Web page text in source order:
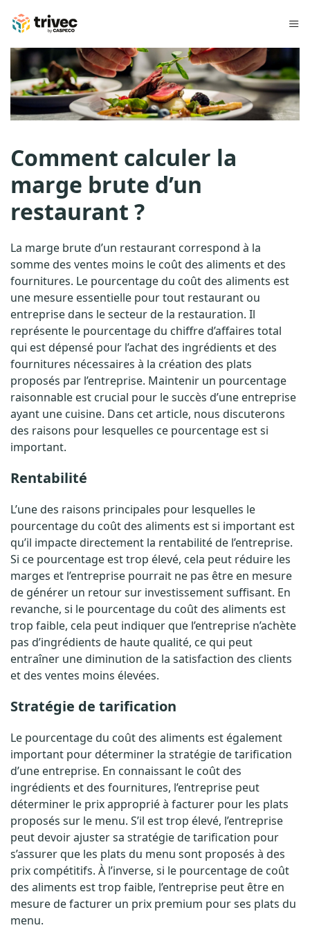
contenu
C
o
m
e
n
t
c
a
l
c
u
l
e
r
l
a
m
a
r
g
e
b
r
t
e
d
’
u
n
r
e
s
Comment calculer la
marge brute d’un
restaurant ?
La marge brute d’un restaurant correspond à la
somme des ventes moins le coût des aliments et des
fournitures. Le pourcentage du coût des aliments est
une mesure essentielle pour tout restaurant ou
entreprise dans le secteur de la restauration. Il
représente le pourcentage du chiffre d’affaires total
qui est dépensé pour l’achat des ingrédients et des
fournitures nécessaires à la création des plats
proposés par l’entreprise. Maintenir un pourcentage
raisonnable est crucial pour le succès d’une entreprise
ayant une cuisine. Dans cet article, nous discuterons
des raisons pour lesquelles ce pourcentage est si
important.
Rentabilité
L’une des raisons principales pour lesquelles le
pourcentage du coût des aliments est si important est
qu’il impacte directement la rentabilité de l’entreprise.
Si ce pourcentage est trop élevé, cela peut réduire les
marges et l’entreprise pourrait ne pas être en mesure
de générer un retour sur investissement suffisant. En
revanche, si le pourcentage du coût des aliments est
trop faible, cela peut indiquer que l’entreprise n’achète
pas d’ingrédients de haute qualité, ce qui peut
entraîner une diminution de la satisfaction des clients
et des ventes moins élevées.
Stratégie de tarification
Le pourcentage du coût des aliments est également
important pour déterminer la stratégie de tarification
d’une entreprise. En connaissant le coût des
ingrédients et des fournitures, l’entreprise peut
déterminer le prix approprié à facturer pour les plats
proposés sur le menu. S’il est trop élevé, l’entreprise
peut devoir ajuster sa stratégie de tarification pour
s’assurer que les plats du menu sont proposés à des
prix compétitifs. À l’inverse, si le pourcentage de coût
des aliments est trop faible, l’entreprise peut être en
mesure de facturer un prix premium pour ses plats du
menu.